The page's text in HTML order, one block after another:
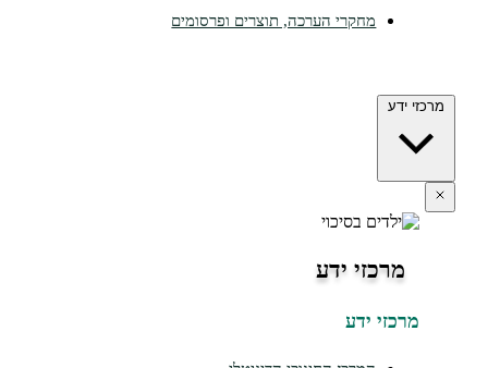
מחקרי הערכה, תוצרים ופרסומים
מרכזי ידע